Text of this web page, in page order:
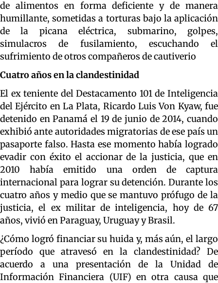
de alimentos en forma deficiente y de manera
humillante, sometidas a torturas bajo la aplicación
de la picana eléctrica, submarino, golpes,
simulacros de fusilamiento, escuchando el
sufrimiento de otros compañeros de cautiverio
Cuatro años en la clandestinidad
El ex teniente del Destacamento 101 de Inteligencia
del Ejército en La Plata, Ricardo Luis Von Kyaw, fue
detenido en Panamá el 19 de junio de 2014, cuando
exhibió ante autoridades migratorias de ese país un
pasaporte falso. Hasta ese momento había logrado
evadir con éxito el accionar de la justicia, que en
2010 había emitido una orden de captura
internacional para lograr su detención. Durante los
cuatro años y medio que se mantuvo prófugo de la
justicia, el ex militar de inteligencia, hoy de 67
años, vivió en Paraguay, Uruguay y Brasil.
¿Cómo logró financiar su huida y, más aún, el largo
período que atravesó en la clandestinidad? De
acuerdo a una presentación de la Unidad de
Información Financiera (UIF) en otra causa que